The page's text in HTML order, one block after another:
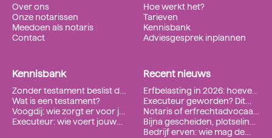
Hoe werkt het?
Tarieven
Kennisbank
Adviesgesprek inplannen
Over ons
Onze notarissen
Meedoen als notaris
Contact
Kennisbank
Zonder testament beslist de
wet. Met een testament
beslis jij.
Wat is een testament?
Voogdij: wie zorgt er voor je
kinderen?
Executeur: wie voert jouw
Recent nieuws
Erfbelasting in 2026: hoeveel
houdt de fiscus écht in?
Executeur geworden? Dit
regel je in de eerste 3
maanden (checklist)
Notaris of erfrechtadvocaat:
wanneer heb je wie nodig?
Bijna gescheiden, plotseling
overleden: erft je ex dan
Bedrijf erven: wie mag de